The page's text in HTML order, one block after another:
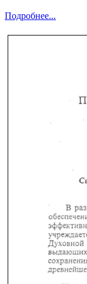
Подробнее...